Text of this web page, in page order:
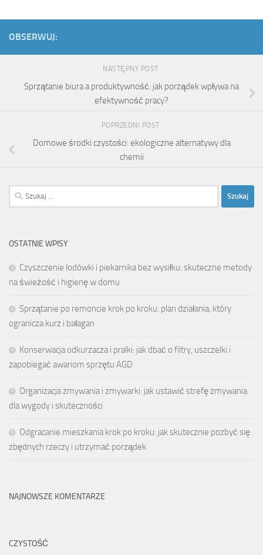
OBSERWUJ:
NASTĘPNY POST
Sprzątanie biura a produktywność: jak porządek wpływa na
efektywność pracy?
POPRZEDNI POST
Domowe środki czystości: ekologiczne alternatywy dla
chemii
Szukaj:
OSTATNIE WPISY
Czyszczenie lodówki i piekarnika bez wysiłku: skuteczne metody
na świeżość i higienę w domu
Sprzątanie po remoncie krok po kroku: plan działania, który
ogranicza kurz i bałagan
Konserwacja odkurzacza i pralki: jak dbać o filtry, uszczelki i
zapobiegać awariom sprzętu AGD
Organizacja zmywania i zmywarki: jak ustawić strefę zmywania
dla wygody i skuteczności
Odgracanie mieszkania krok po kroku: jak skutecznie pozbyć się
zbędnych rzeczy i utrzymać porządek
NAJNOWSZE KOMENTARZE
CZYSTOŚĆ